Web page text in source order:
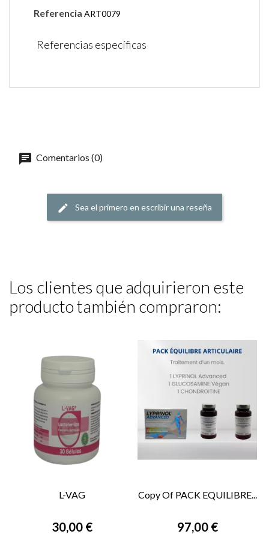
Referencia ART0079
Referencias específicas
Comentarios (0)
Sea el primero en escribir una reseña
Los clientes que adquirieron este
producto también compraron:
L-VAG
30,00 €
Copy Of PACK EQUILIBRE...
97,00 €